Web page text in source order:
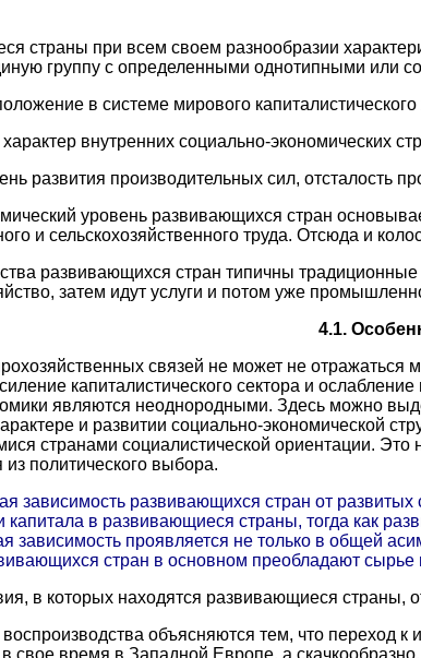
страны при всем своем разнообразии
группу с определенными однотипными или
в системе мирового
внутренних социально-экономических
развития производительных сил, отсталость
уровень развивающихся стран
и сельскохозяйственного труда. Отсюда и
развивающихся стран типичны
затем идут услуги и потом уже
4.1.
связей не может не отражаться
капиталистического сектора и
являются неоднородными. Здесь можно
и развитии социально-экономической
странами социалистической ориентации.
из политического выбора.
зависимость развивающихся стран от
капитала в развивающиеся страны, тогда как
зависимость проявляется не только в общей
стран в основном преобладают
в которых находятся развивающиеся страны,
объясняются тем, что переход к
свое время в Западной Европе, а